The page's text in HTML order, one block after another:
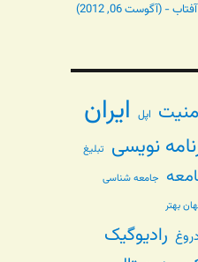
- (آگوست 06, 2012)
اپل ایران
نویسی تبلیغ
جامعه شناسی
بهتر
رادیوگیک